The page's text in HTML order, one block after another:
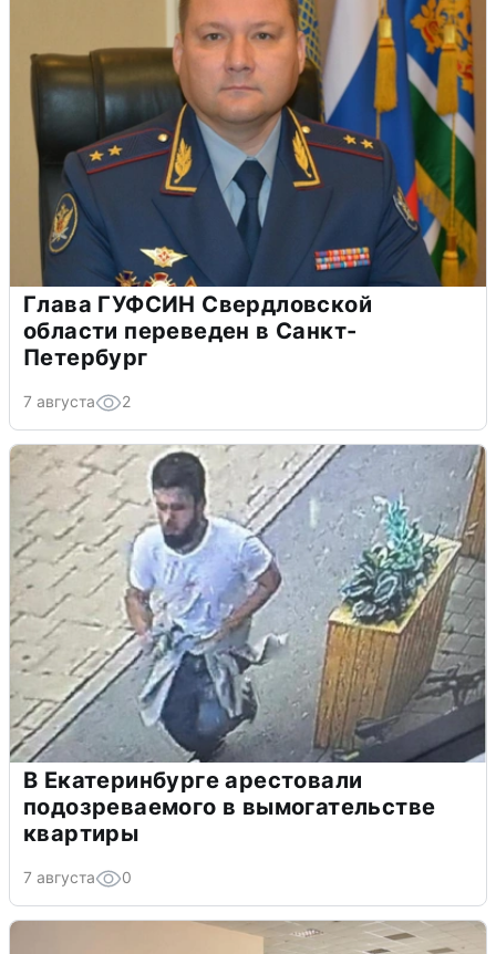
Глава ГУФСИН Свердловской
области переведен в Санкт-
Петербург
7 августа 2
В Екатеринбурге арестовали
подозреваемого в вымогательстве
квартиры
7 августа 0